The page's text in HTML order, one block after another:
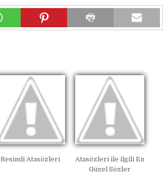
Resimli Atasözleri
Atasözleri ile ilgili En
Güzel Sözler